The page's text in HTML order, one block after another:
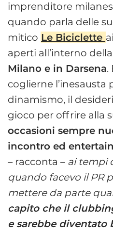
imprenditore
quando parla delle
mitico Le Biciclette
aperti all’interno della
Milano e in Darsena.
coglierne l’inesausta
dinamismo, il
gioco per offrire alla
occasioni sempre
incontro ed
– racconta – ai tempi
quando facevo il PR
mettere da parte
capito che il
e sarebbe diventato